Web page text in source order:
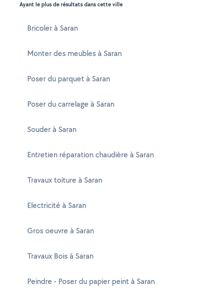
Ayant le plus de résultats dans cette ville
Bricoler à Saran
Monter des meubles à Saran
Poser du parquet à Saran
Poser du carrelage à Saran
Souder à Saran
Entretien réparation chaudière à Saran
Travaux toiture à Saran
Electricité à Saran
Gros oeuvre à Saran
Travaux Bois à Saran
Peindre - Poser du papier peint à Saran